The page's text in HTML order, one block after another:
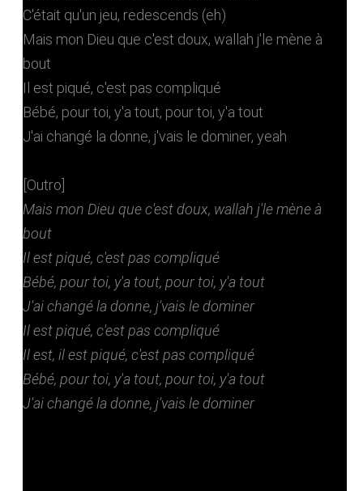
C'était qu'un jeu, redescends (eh)
Mais mon Dieu que c'est doux, wallah j'le mène à
bout
Il est piqué, c'est pas compliqué
Bébé, pour toi, y'a tout, pour toi, y'a tout
J'ai changé la donne, j'vais le dominer, yeah
[Outro]
Mais mon Dieu que c'est doux, wallah j'le mène à
bout
Il est piqué, c'est pas compliqué
Bébé, pour toi, y'a tout, pour toi, y'a tout
J'ai changé la donne, j'vais le dominer
Il est piqué, c'est pas compliqué
Il est, il est piqué, c'est pas compliqué
Bébé, pour toi, y'a tout, pour toi, y'a tout
J'ai changé la donne, j'vais le dominer